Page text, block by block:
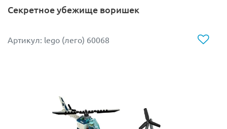
вставками оборудован кабиной с пультом управления,
оружием и уникальными гаджетами.
Для Пеппер предусмотрена навесная турель, которая
Секретное убежище воришек
Артикул: lego (лего) 60068